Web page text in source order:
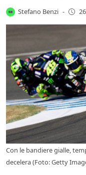
Stefano Benzi -
Con le bandiere gialle,
decelera (Foto: Getty